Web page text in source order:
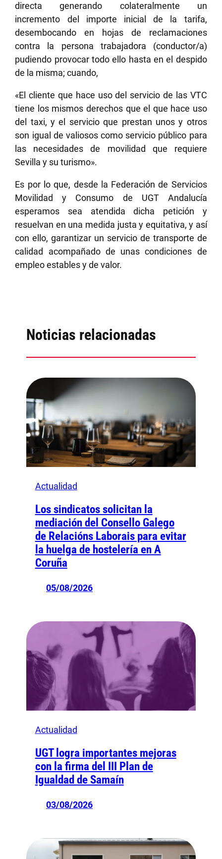
directa generando colateralmente un
incremento del importe inicial de la tarifa,
desembocando en hojas de reclamaciones
contra la persona trabajadora (conductor/a)
pudiendo provocar todo ello hasta en el despido
de la misma; cuando,
«El cliente que hace uso del servicio de las VTC
tiene los mismos derechos que el que hace uso
del taxi, y el servicio que prestan unos y otros
son igual de valiosos como servicio público para
las necesidades de movilidad que requiere
Sevilla y su turismo».
Es por lo que, desde la Federación de Servicios
Movilidad y Consumo de UGT Andalucía
esperamos sea atendida dicha petición y
resuelvan en una medida justa y equitativa, y así
con ello, garantizar un servicio de transporte de
calidad acompañado de unas condiciones de
empleo estables y de valor.
Noticias relacionadas
Actualidad
Los sindicatos solicitan la
mediación del Consello Galego
de Relacións Laborais para evitar
la huelga de hostelería en A
Coruña
05/08/2026
Actualidad
UGT logra importantes mejoras
con la firma del III Plan de
Igualdad de Samaín
03/08/2026